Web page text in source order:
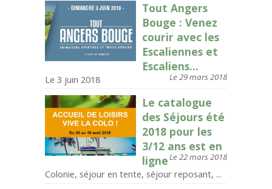
Tout Angers
Bouge : Venez
courir avec les
Escaliennes et
Escaliens...
Le 29 mars 2018
Le 3 juin 2018
Le catalogue
des Séjours été
2018 pour les
3/12 ans est en
ligneLe 22 mars 2018
Colonie, séjour en tente, séjour reposant, ...